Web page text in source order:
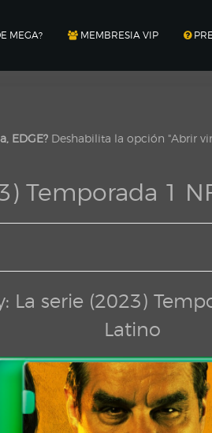
MEGA? MEMBRESIA VIP
EDGE? Deshabilita la opción "Abrir
Temporada 1
La serie (2023)
Latino